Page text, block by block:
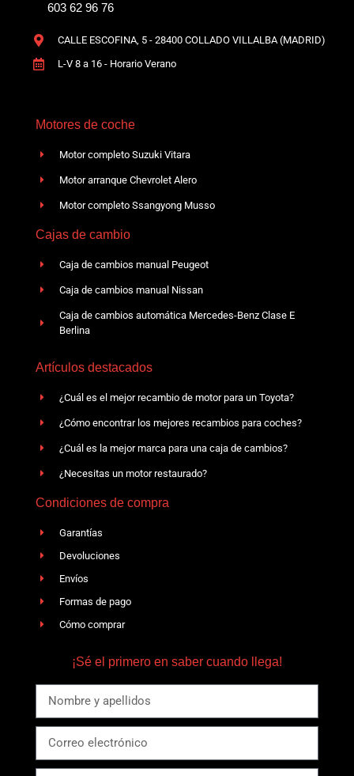
603 62 96 76
CALLE ESCOFINA, 5 - 28400 COLLADO VILLALBA (MADRID)
L-V 8 a 16 - Horario Verano
Motores de coche
Motor completo Suzuki Vitara
Motor arranque Chevrolet Alero
Motor completo Ssangyong Musso
Cajas de cambio
Caja de cambios manual Peugeot
Caja de cambios manual Nissan
Caja de cambios automática Mercedes-Benz Clase E
Berlina
Artículos destacados
¿Cuál es el mejor recambio de motor para un Toyota?
¿Cómo encontrar los mejores recambios para coches?
¿Cuál es la mejor marca para una caja de cambios?
¿Necesitas un motor restaurado?
Condiciones de compra
Garantías
Devoluciones
Envíos
Formas de pago
Cómo comprar
¡Sé el primero en saber cuando llega!